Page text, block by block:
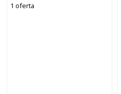
1 oferta